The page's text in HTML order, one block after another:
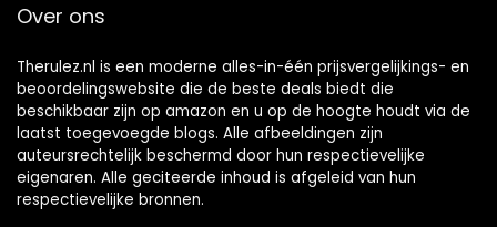
Over ons
Therulez.nl is een moderne alles-in-één prijsvergelijkings- en
beoordelingswebsite die de beste deals biedt die
beschikbaar zijn op amazon en u op de hoogte houdt via de
laatst toegevoegde blogs. Alle afbeeldingen zijn
auteursrechtelijk beschermd door hun respectievelijke
eigenaren. Alle geciteerde inhoud is afgeleid van hun
respectievelijke bronnen.